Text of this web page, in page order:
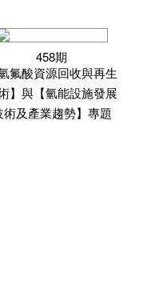
458期
氫氟酸資源回收與再生
】與【氫能設施發展
術及產業趨勢】專題